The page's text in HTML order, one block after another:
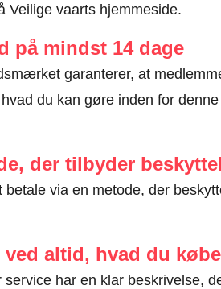
Veilige vaarts hjemmeside.
på mindst 14 dage
garanterer, at
du kan gøre inden for
der tilbyder
betale via en metode, der
ved altid, hvad du
service har en klar beskrivelse,